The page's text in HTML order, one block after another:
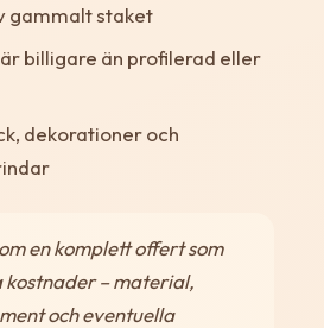
gammalt staket
billigare än profilerad eller
dekorationer och
en komplett offert som
– material,
och eventuella